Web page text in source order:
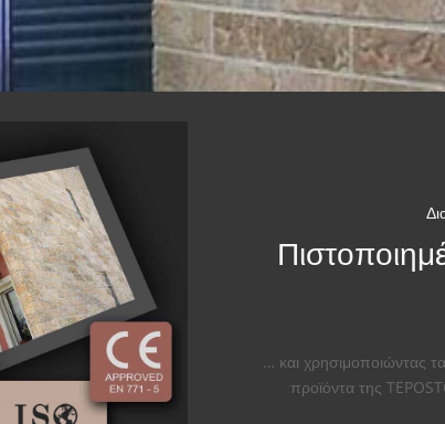
… και χρησιμοποιώντας
προϊόντα της